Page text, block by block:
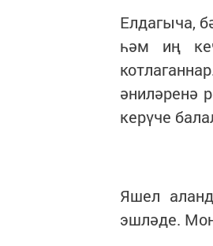
Елдагыча,
һәм иң
әниләренә
керүче
Яшел
эшләде.